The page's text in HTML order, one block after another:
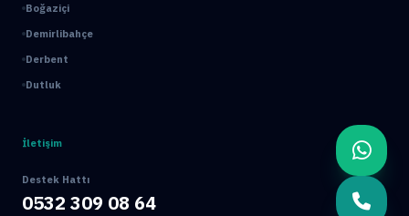
Boğaziçi
Demirlibahçe
Derbent
Dutluk
İletişim
Destek Hattı
0532 309 08 64